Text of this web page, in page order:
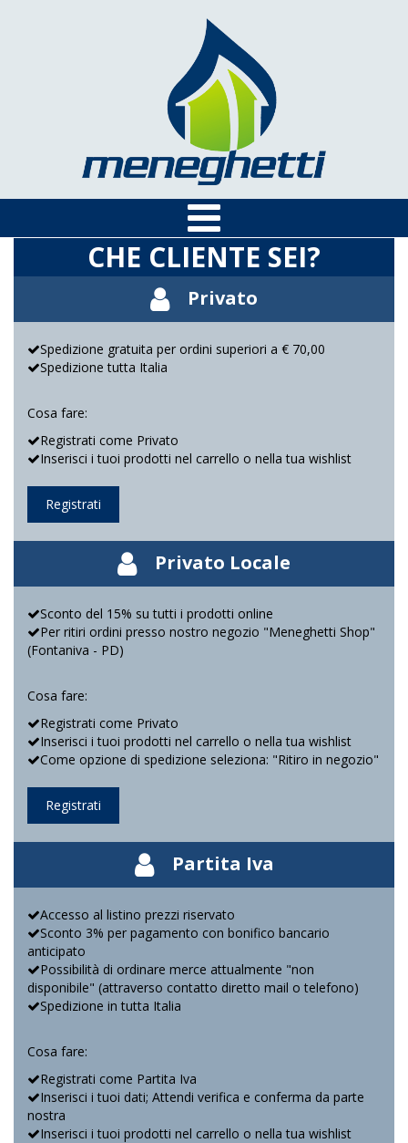
CHE CLIENTE SEI?
Privato
Spedizione gratuita per ordini superiori a € 70,00
Spedizione tutta Italia
Cosa fare:
Registrati come Privato
Inserisci i tuoi prodotti nel carrello o nella tua wishlist
Registrati
Privato Locale
Sconto del 15% su tutti i prodotti online
Per ritiri ordini presso nostro negozio "Meneghetti Shop"
(Fontaniva - PD)
Cosa fare:
Registrati come Privato
Inserisci i tuoi prodotti nel carrello o nella tua wishlist
Come opzione di spedizione seleziona: "Ritiro in negozio"
Registrati
Partita Iva
Accesso al listino prezzi riservato
Sconto 3% per pagamento con bonifico bancario
anticipato
Possibilità di ordinare merce attualmente "non
disponibile" (attraverso contatto diretto mail o telefono)
Spedizione in tutta Italia
Cosa fare:
Registrati come Partita Iva
Inserisci i tuoi dati; Attendi verifica e conferma da parte
nostra
Inserisci i tuoi prodotti nel carrello o nella tua wishlist